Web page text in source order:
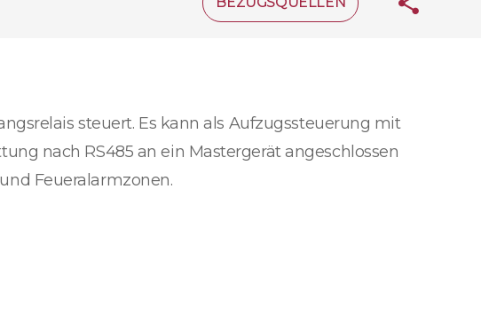
steuert. Es kann als Aufzugssteuerung mit
nach RS485 an ein Mastergerät angeschlossen
Feueralarmzonen.